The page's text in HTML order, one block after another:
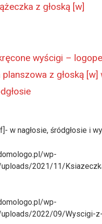
z głoską [w]
wyścigi –
planszowa z głoską [w]
w nagłosie, śródgłosie i
wp-
2021/11/
wp-
2022/09/Wyscigi-